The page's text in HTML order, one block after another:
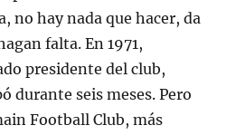
no hay nada que hacer, da
falta. En 1971,
presidente del club,
durante seis meses. Pero
Football Club, más